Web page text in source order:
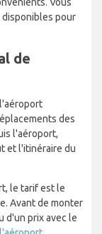
pour
de
des
l'aéroport,
et l'itinéraire du
le tarif est le
Avant de monter
d'un prix avec le